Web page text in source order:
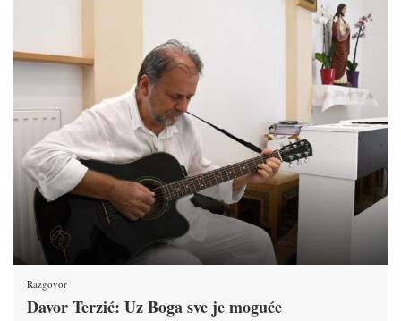
Razgovor
Davor Terzić: Uz Boga sve je moguće